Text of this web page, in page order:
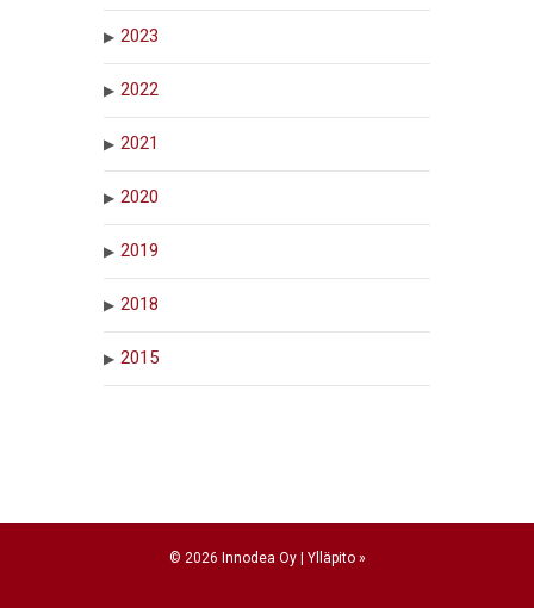
2023
2022
2021
2020
2019
2018
2015
© 2026 Innodea Oy | Ylläpito »